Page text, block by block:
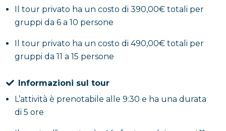
Il tour privato ha un costo di 390,00€ totali per
gruppi da 6 a 10 persone
Il tour privato ha un costo di 490,00€ totali per
gruppi da 11 a 15 persone
Informazioni sul tour
L’attività è prenotabile alle 9:30 e ha una durata
di 5 ore